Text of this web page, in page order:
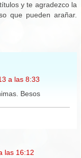
y te agradezco la
que pueden arañar.
a las 8:33
Besos
las 16:12